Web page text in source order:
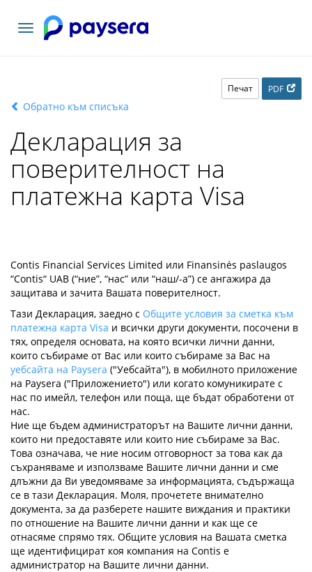
Включване
Печат PDF
Обратно към списъка
Декларация за
поверителност на
платежна карта Visa
Contis Financial Services Limited или Finansinės paslaugos
“Contis“ UAB (“ние”, “нас” или “наш/-а”) се ангажира да
защитава и зачита Вашата поверителност.
Тази Декларация, заедно с Общите условия за сметка към
платежна карта Visa и всички други документи, посочени в
тях, определя основата, на която всички лични данни,
които събираме от Вас или които събираме за Вас на
уебсайта на Paysera ("Уебсайта"), в мобилното приложение
на Paysera ("Приложението") или когато комуникирате с
нас по имейл, телефон или поща, ще бъдат обработени от
нас.
Ние ще бъдем администраторът на Вашите лични данни,
които ни предоставяте или които ние събираме за Вас.
Това означава, че ние носим отговорност за това как да
съхраняваме и използваме Вашите лични данни и сме
длъжни да Ви уведомяваме за информацията, съдържаща
се в тази Декларация. Моля, прочетете внимателно
документа, за да разберете нашите виждания и практики
по отношение на Вашите лични данни и как ще се
отнасяме спрямо тях. Общите условия на Вашата сметка
ще идентифицират коя компания на Contis е
администратор на Вашите лични данни.